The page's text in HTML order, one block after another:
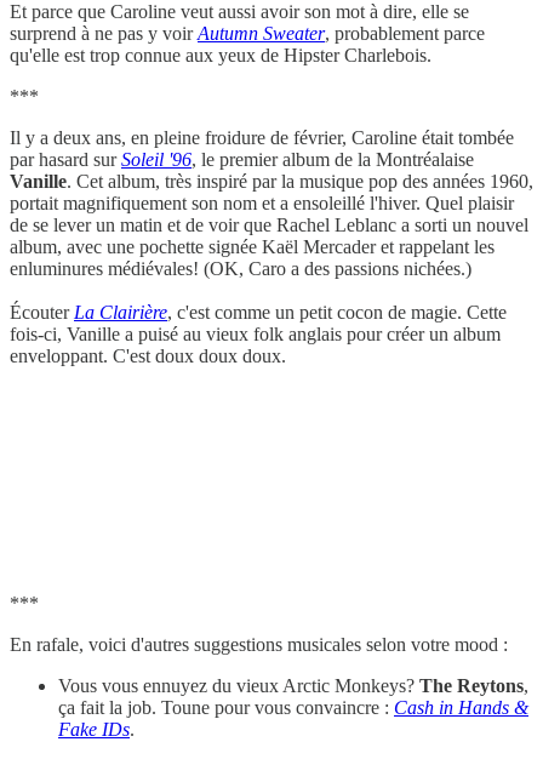
Et parce que Caroline veut aussi avoir son mot à dire, elle se
surprend à ne pas y voirAutumn Sweater, probablement parce
qu'elle est trop connue aux yeux de Hipster Charlebois.
***
Il y a deux ans, en pleine froidure de février, Caroline était tombée
par hasard surSoleil '96, le premier album de la Montréalaise
Vanille. Cet album, très inspiré par la musique pop des années 1960,
portait magnifiquement son nom et a ensoleillé l'hiver. Quel plaisir
de se lever un matin et de voir que Rachel Leblanc a sorti un nouvel
album, avec une pochette signée Kaël Mercader et rappelant les
enluminures médiévales! (OK, Caro a des passions nichées.)
Écouter La Clairière, c'est comme un petit cocon de magie. Cette
fois-ci, Vanille a puisé au vieux folk anglais pour créer un album
enveloppant. C'est doux doux doux.
***
En rafale, voici d'autres suggestions musicales selon votre mood :
Vous vous ennuyez du vieux Arctic Monkeys? The Reytons,
ça fait la job. Toune pour vous convaincre : Cash in Hands &
Fake IDs.